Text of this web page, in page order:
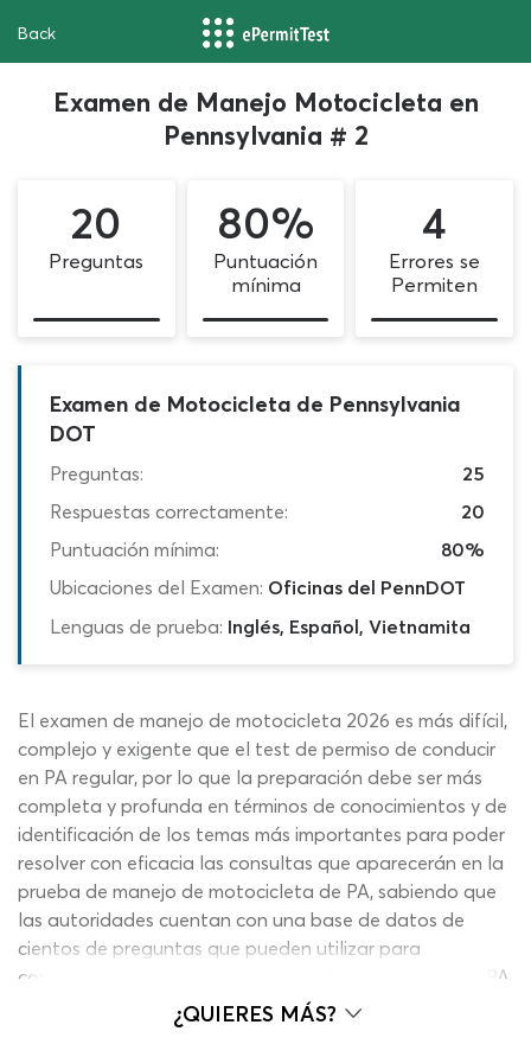
Back
Examen de Manejo Motocicleta en
Pennsylvania # 2
20
Preguntas
80%
Puntuación
mínima
4
Errores se
Permiten
Examen de Motocicleta de Pennsylvania
DOT
Preguntas:
25
Respuestas correctamente:
20
Puntuación mínima:
80%
Ubicaciones del Examen: Oficinas del PennDOT
Lenguas de prueba: Inglés, Español, Vietnamita
El examen de manejo de motocicleta 2026 es más difícil,
complejo y exigente que el test de permiso de conducir
en PA regular, por lo que la preparación debe ser más
completa y profunda en términos de conocimientos y de
identificación de los temas más importantes para poder
resolver con eficacia las consultas que aparecerán en la
prueba de manejo de motocicleta de PA, sabiendo que
las autoridades cuentan con una base de datos de
cientos de preguntas que pueden utilizar para
conformar el cuestionario práctico de motocicleta de PA.
Por lo tanto, el mejor enfoque que puedes tener para
llegar con un panorama positiva al examen de manejo
¿QUIERES MÁS?